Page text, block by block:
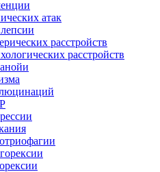
атак
расстройств
расстройств